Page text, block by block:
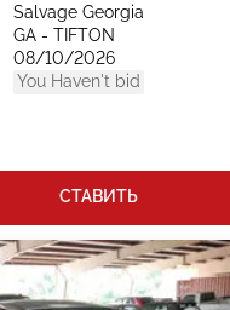
Salvage Georgia
GA - TIFTON
08/10/2026
You Haven't bid
СТАВИТЬ